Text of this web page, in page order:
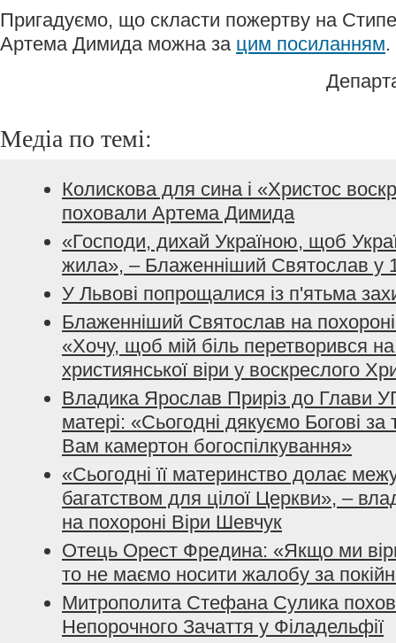
Пригадуємо, що скласти пожертву на
Артема Димида можна за цим посиланням.
Медіа по темі:
Колискова для сина і «Христос
поховали Артема Димида
«Господи, дихай Україною, щоб
жила», – Блаженніший Святослав у
У Львові попрощалися із п'ятьма
Блаженніший Святослав на
«Хочу, щоб мій біль перетворився
християнської віри у воскреслого
Владика Ярослав Приріз до Глави
матері: «Сьогодні дякуємо Богові
Вам камертон богоспілкування»
«Сьогодні її материнство долає
багатством для цілої Церкви», –
на похороні Віри Шевчук
Отець Орест Фредина: «Якщо ми
то не маємо носити жалобу за
Митрополита Стефана Сулика
Непорочного Зачаття у Філадельфії